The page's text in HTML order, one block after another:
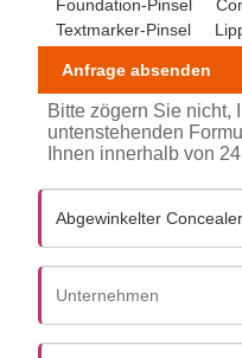
Foundation-Pinsel
Textmarker-Pinsel
Anfrage absenden
Bitte zögern Sie nicht,
untenstehenden
Ihnen innerhalb von